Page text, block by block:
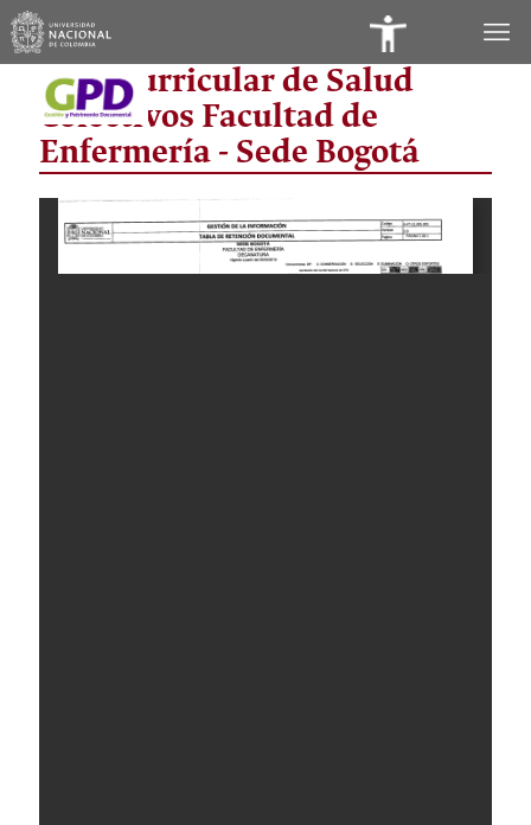
Área Curricular de Salud
Colectivos Facultad de
Enfermería - Sede Bogotá